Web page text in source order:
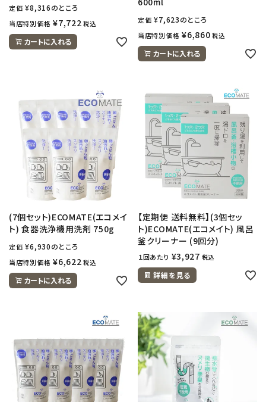
定価 ¥8,316のところ
当店特別価格 ¥7,722 税込
カートに入れる
定価 ¥7,623のところ
当店特別価格 ¥6,860 税込
カートに入れる
(7個セット)ECOMATE(エコメイ
ト) 食器洗浄機用洗剤 750g
定価 ¥6,930のところ
当店特別価格 ¥6,622 税込
カートに入れる
【定期便 送料無料】(3個セッ
ト)ECOMATE(エコメイト) 風呂
釜クリーナー (9回分)
１回あたり ¥3,927 税込
詳細を見る